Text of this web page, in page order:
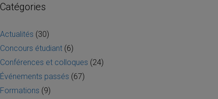
Catégories
Actualités (30)
Concours étudiant (6)
Conférences et colloques (24)
Événements passés (67)
Formations (9)